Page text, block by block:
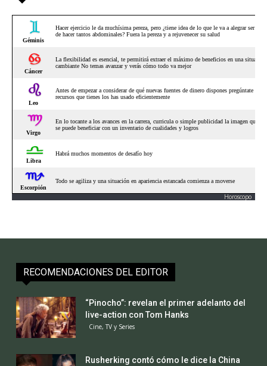
Horoscopo
RECOMENDACIONES DEL EDITOR
“Pinocho”: revelan el primer adelanto del
live-action con Tom Hanks
Cine, TV y Series
Rusherking contó cómo le dice la China